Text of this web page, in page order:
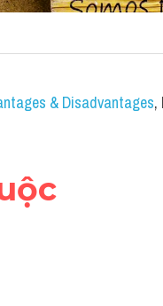
& Disadvantages,